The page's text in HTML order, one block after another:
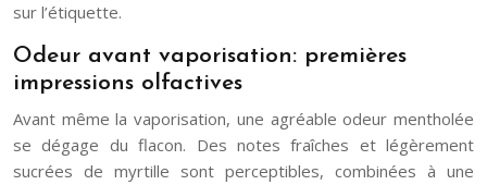
sur l’étiquette.
Odeur avant vaporisation: premières
impressions olfactives
Avant même la vaporisation, une agréable odeur mentholée
se dégage du flacon. Des notes fraîches et légèrement
sucrées de myrtille sont perceptibles, combinées à une